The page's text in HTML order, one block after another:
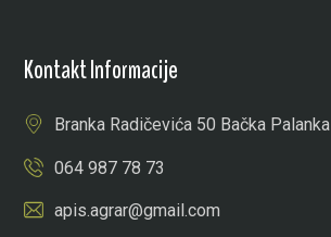
Kontakt Informacije
Branka Radičevića 50 Bačka Palanka
064 987 78 73
apis.agrar@gmail.com